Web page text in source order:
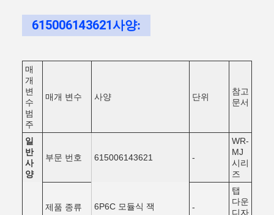
615006143621사양:
매
개
변
수
범
주
매개 변수 사양 단위
참고
문서
일
반
사
양
부문 번호 615006143621 -
WR-
MJ
시리
즈
제품 종류 6P6C 모듈식 잭 -
탭
다운
디자